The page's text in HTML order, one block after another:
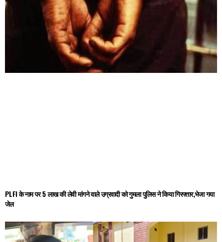
PLFI के नाम पर 5 लाख की लेवी मांगने वाले उग्रवादी को गुमला पुलिस ने किया गिरफ्तार,भेजा गया
जेल